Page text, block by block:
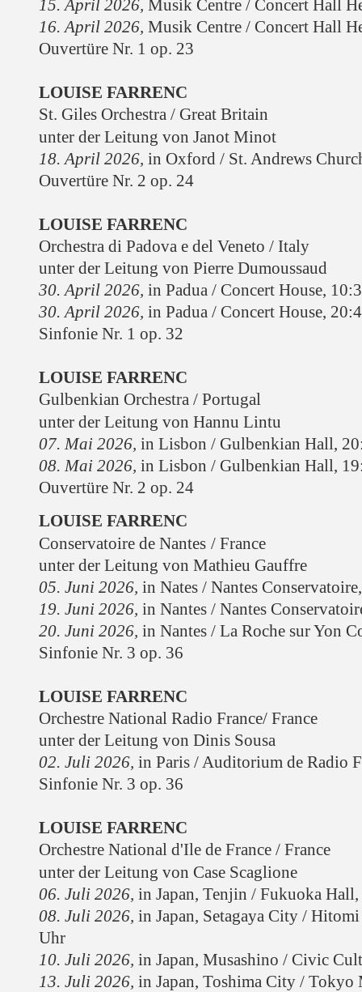
15. April 2026, Musik Centre / Concert Hall
16. April 2026, Musik Centre / Concert Hall
Ouvertüre Nr. 1 op. 23
LOUISE FARRENC
St. Giles Orchestra / Great Britain
unter der Leitung von Janot Minot
18. April 2026, in Oxford / St. Andrews
Ouvertüre Nr. 2 op. 24
LOUISE FARRENC
Orchestra di Padova e del Veneto / Italy
unter der Leitung von Pierre Dumoussaud
30. April 2026, in Padua / Concert House,
30. April 2026, in Padua / Concert House,
Sinfonie Nr. 1 op. 32
LOUISE FARRENC
Gulbenkian Orchestra / Portugal
unter der Leitung von Hannu Lintu
07. Mai 2026, in Lisbon / Gulbenkian Hall,
08. Mai 2026, in Lisbon / Gulbenkian Hall,
Ouvertüre Nr. 2 op. 24
LOUISE FARRENC
Conservatoire de Nantes / France
unter der Leitung von Mathieu Gauffre
05. Juni 2026, in Nates / Nantes Conservatoire
19. Juni 2026, in Nantes / Nantes
20. Juni 2026, in Nantes / La Roche sur Yon
Sinfonie Nr. 3 op. 36
LOUISE FARRENC
Orchestre National Radio France/ France
unter der Leitung von Dinis Sousa
02. Juli 2026, in Paris / Auditorium de Radio
Sinfonie Nr. 3 op. 36
LOUISE FARRENC
Orchestre National d'Ile de France / France
unter der Leitung von Case Scaglione
06. Juli 2026, in Japan, Tenjin / Fukuoka
08. Juli 2026, in Japan, Setagaya City /
Uhr
10. Juli 2026, in Japan, Musashino / Civic
13. Juli 2026, in Japan, Toshima City / Tokyo